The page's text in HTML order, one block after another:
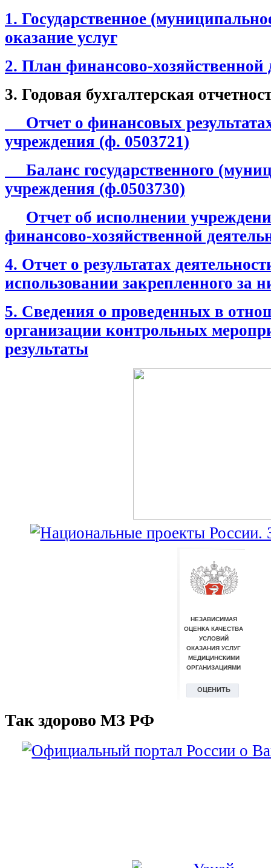
1. Государственное
оказание услуг
2. План финансово-хозяйственной
3. Годовая бухгалтерская
Отчет о финансовых
учреждения (ф. 0503721)
Баланс государственного
учреждения (ф.0503730)
Отчет об исполнении
финансово-хозяйственной
4. Отчет о результатах
использовании закрепленного за
5. Сведения о проведенных в
организации контрольных
результаты
Так здорово МЗ РФ